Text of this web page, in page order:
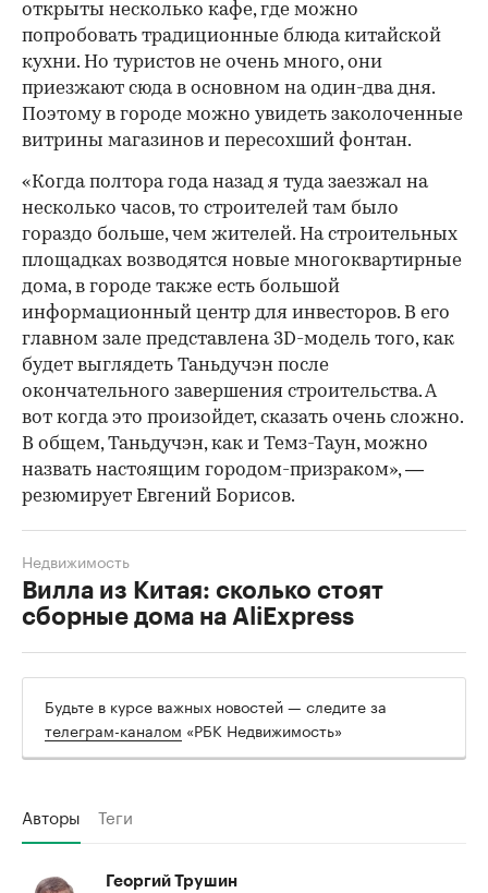
открыты несколько кафе, где можно
попробовать традиционные блюда китайской
кухни. Но туристов не очень много, они
приезжают сюда в основном на один-два дня.
Поэтому в городе можно увидеть заколоченные
витрины магазинов и пересохший фонтан.
«Когда полтора года назад я туда заезжал на
несколько часов, то строителей там было
гораздо больше, чем жителей. На строительных
площадках возводятся новые многоквартирные
дома, в городе также есть большой
информационный центр для инвесторов. В его
главном зале представлена 3D-модель того, как
будет выглядеть Таньдучэн после
окончательного завершения строительства. А
вот когда это произойдет, сказать очень сложно.
В общем, Таньдучэн, как и Темз-Таун, можно
назвать настоящим городом-призраком», —
резюмирует Евгений Борисов.
Вилла из Китая: сколько стоят
сборные дома на AliExpress
Недвижимость
Будьте в курсе важных новостей — следите за
телеграм-каналом «РБК Недвижимость»
Авторы Теги
Георгий Трушин